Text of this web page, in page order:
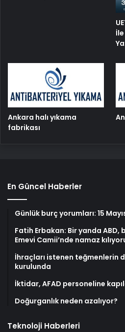
Ankara halı yıkama
fabrikası
En Güncel Haberler
Günlük burç yorumları: 15
Fatih Erbakan: Bir yanda ABD,
Emevi Camii’nde namaz
İhraçları istenen teğmenlerin
kurulunda
İktidar, AFAD personeline
Doğurganlık neden azalıyor?
Teknoloji Haberleri